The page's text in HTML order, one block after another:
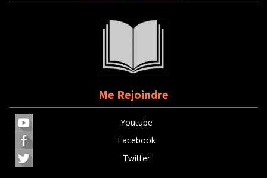
Me Rejoindre
Youtube
Facebook
Twitter